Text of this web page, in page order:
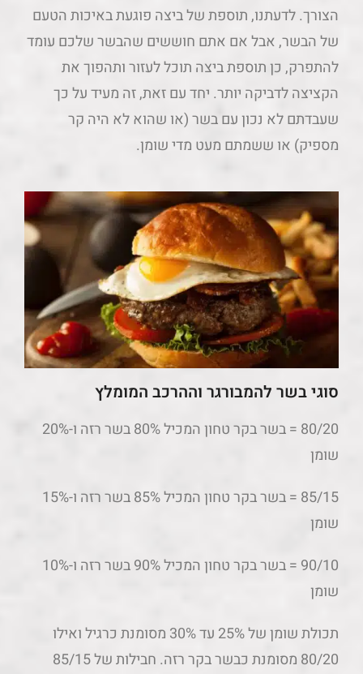
הצורך. לדעתנו, תוספת של ביצה פוגעת באיכות הטעם
של הבשר, אבל אם אתם חוששים שהבשר שלכם עומד
להתפרק, כן תוספת ביצה תוכל לעזור ותהפוך את
הקציצה לדביקה יותר. יחד עם זאת, זה מעיד על כך
שעבדתם לא נכון עם בשר (או שהוא לא היה קר
מספיק) או ששמתם מעט מדי שומן.
סוגי בשר להמבורגר וההרכב המומלץ
80/20 = בשר בקר טחון המכיל 80% בשר רזה ו-20%
שומן
85/15 = בשר בקר טחון המכיל 85% בשר רזה ו-15%
שומן
90/10 = בשר בקר טחון המכיל 90% בשר רזה ו-10%
שומן
תכולת שומן של 25% עד 30% מסומנת כרגיל ואילו
80/20 מסומנת כבשר בקר רזה. חבילות של 85/15